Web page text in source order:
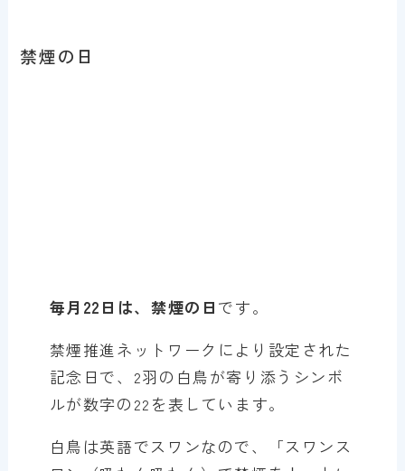
禁煙の日
毎月22日は、禁煙の日 です。
禁煙推進ネットワークにより設定された
記念日で、2羽の白鳥が寄り添うシンボ
ルが数字の22を表しています。
白鳥は英語でスワンなので、「スワンス